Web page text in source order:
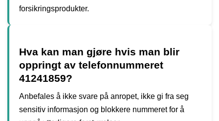
forsikringsprodukter.
Hva kan man gjøre hvis man blir
oppringt av telefonnummeret
41241859?
Anbefales å ikke svare på anropet, ikke gi fra seg
sensitiv informasjon og blokkere nummeret for å